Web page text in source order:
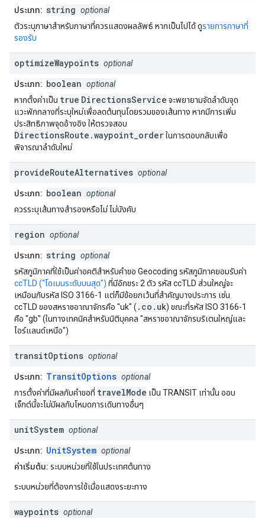
ประเภท: string optional
ตัวระบุภาษาสำหรับภาษาที่ควรแสดงผลลัพธ์ หากเป็นไปได้ ดูรายการภาษาที่
รองรับ
optimizeWaypoints optional
ประเภท: boolean optional
หากตั้งค่าเป็น true DirectionsService จะพยายามจัดลำดับจุด
แวะพักกลางที่ระบุใหม่เพื่อลดต้นทุนโดยรวมของเส้นทาง หากมีการเพิ่ม
ประสิทธิภาพจุดอ้างอิง ให้ตรวจสอบ
DirectionsRoute.waypoint_orderในการตอบกลับเพื่อ
พิจารณาลำดับใหม่
provideRouteAlternatives optional
ประเภท: boolean optional
ควรระบุเส้นทางสำรองหรือไม่ ไม่บังคับ
region optional
ประเภท: string optional
รหัสภูมิภาคที่ใช้เป็นค่าอคติสำหรับคำขอ Geocoding รหัสภูมิภาคยอมรับค่า
ccTLD ("โดเมนระดับบนสุด") ที่มีอักขระ 2 ตัว รหัส ccTLD ส่วนใหญ่จะ
เหมือนกับรหัส ISO 3166-1 แต่ก็มีข้อยกเว้นที่สำคัญบางประการ เช่น
ccTLD ของสหราชอาณาจักรคือ "uk" ( .co.uk) ขณะที่รหัส ISO 3166-1
คือ "gb" (ในทางเทคนิคสำหรับนิติบุคคล "สหราชอาณาจักรบริเตนใหญ่และ
ไอร์แลนด์เหนือ")
transitOptions optional
ประเภท: TransitOptions optional
การตั้งค่าที่มีผลกับคำขอที่ travelMode เป็น TRANSIT เท่านั้น ออบ
เจ็กต์นี้จะไม่มีผลกับโหมดการเดินทางอื่นๆ
unitSystem optional
ประเภท: UnitSystem optional
ค่าเริ่มต้น: ระบบหน่วยที่ใช้ในประเทศต้นทาง
ระบบหน่วยที่ต้องการใช้เมื่อแสดงระยะทาง
waypoints optional